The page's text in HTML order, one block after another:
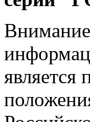
является